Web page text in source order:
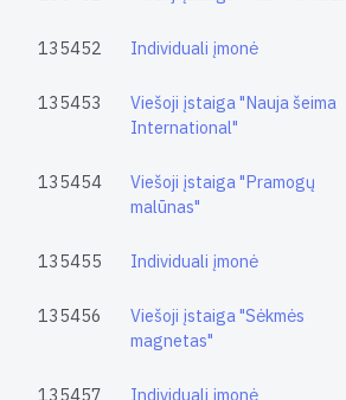
135452 Individuali įmonė
135453
Viešoji įstaiga "Nauja šeima
International"
135454
Viešoji įstaiga "Pramogų
malūnas"
135455 Individuali įmonė
135456
Viešoji įstaiga "Sėkmės
magnetas"
135457 Individuali įmonė